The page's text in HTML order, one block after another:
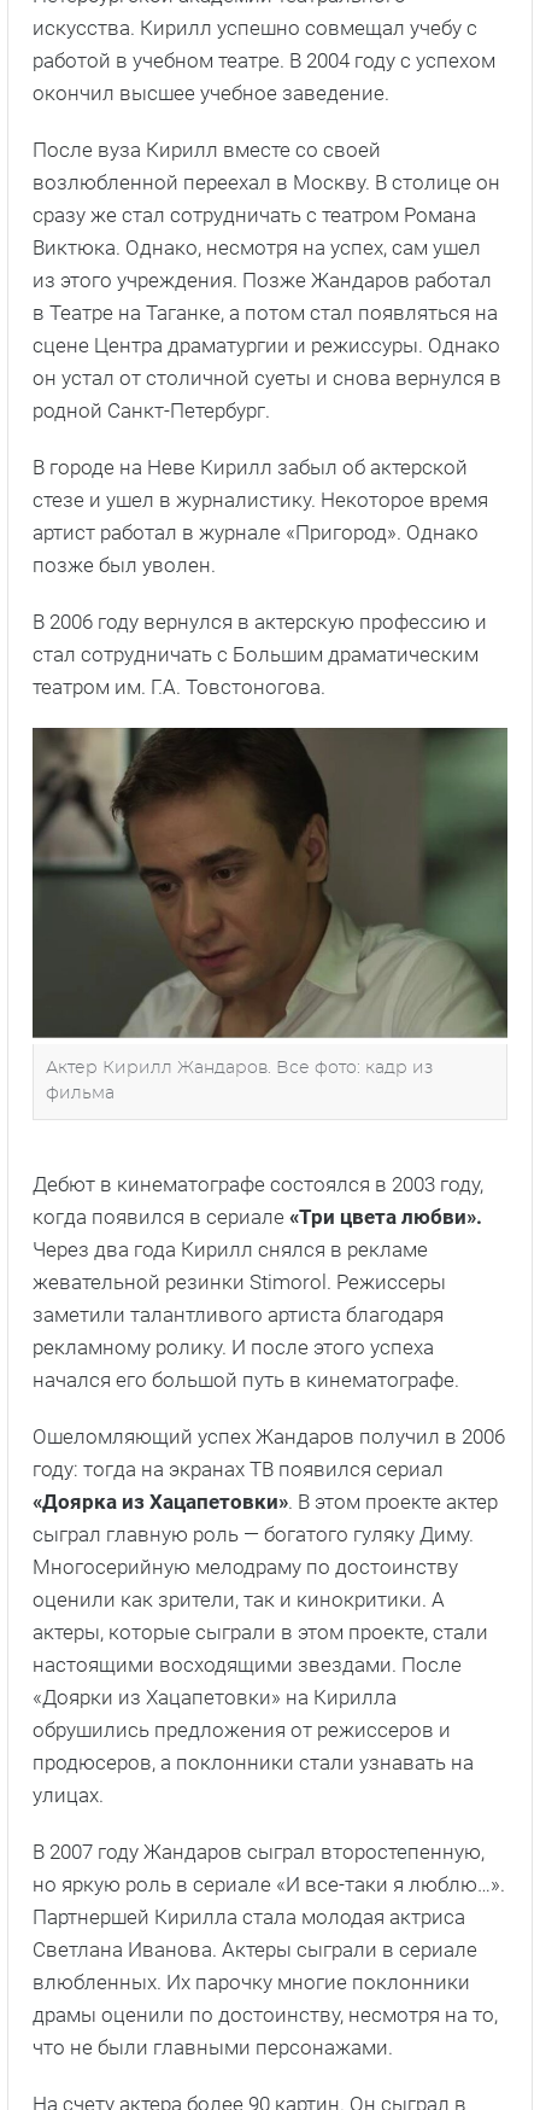
искусства. Кирилл успешно совмещал учебу с
работой в учебном театре. В 2004 году с успехом
окончил высшее учебное заведение.
После вуза Кирилл вместе со своей
возлюбленной переехал в Москву. В столице он
сразу же стал сотрудничать с театром Романа
Виктюка. Однако, несмотря на успех, сам ушел
из этого учреждения. Позже Жандаров работал
в Театре на Таганке, а потом стал появляться на
сцене Центра драматургии и режиссуры. Однако
он устал от столичной суеты и снова вернулся в
родной Санкт-Петербург.
В городе на Неве Кирилл забыл об актерской
стезе и ушел в журналистику. Некоторое время
артист работал в журнале «Пригород». Однако
позже был уволен.
В 2006 году вернулся в актерскую профессию и
стал сотрудничать с Большим драматическим
театром им. Г.А. Товстоногова.
Актер Кирилл Жандаров. Все фото: кадр из
фильма
Дебют в кинематографе состоялся в 2003 году,
когда появился в сериале «Три цвета любви».
Через два года Кирилл снялся в рекламе
жевательной резинки Stimorol. Режиссеры
заметили талантливого артиста благодаря
рекламному ролику. И после этого успеха
начался его большой путь в кинематографе.
Ошеломляющий успех Жандаров получил в 2006
году: тогда на экранах ТВ появился сериал
«Доярка из Хацапетовки». В этом проекте актер
сыграл главную роль — богатого гуляку Диму.
Многосерийную мелодраму по достоинству
оценили как зрители, так и кинокритики. А
актеры, которые сыграли в этом проекте, стали
настоящими восходящими звездами. После
«Доярки из Хацапетовки» на Кирилла
обрушились предложения от режиссеров и
продюсеров, а поклонники стали узнавать на
улицах.
В 2007 году Жандаров сыграл второстепенную,
но яркую роль в сериале «И все-таки я люблю…».
Партнершей Кирилла стала молодая актриса
Светлана Иванова. Актеры сыграли в сериале
влюбленных. Их парочку многие поклонники
драмы оценили по достоинству, несмотря на то,
что не были главными персонажами.
На счету актера более 90 картин. Он сыграл в